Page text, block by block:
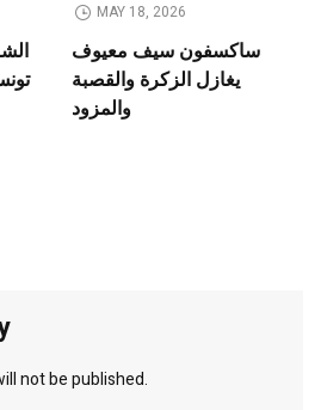
تونس
MAY 18, 2026
ساكسفون سيف معيوف
يغازل الزكرة والقصبة
والمزود
not be published.